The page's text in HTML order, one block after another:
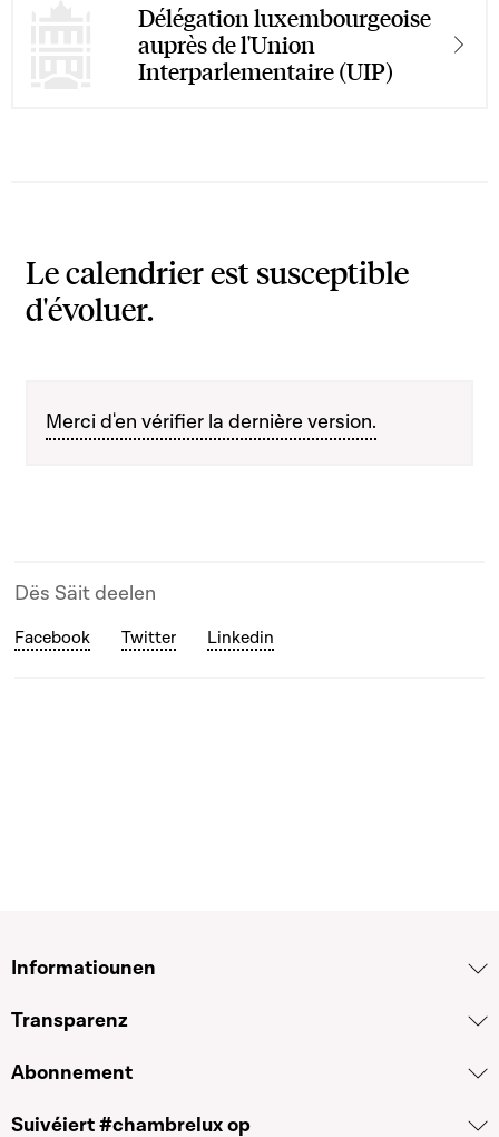
Délégation luxembourgeoise
auprès de l'Union
Interparlementaire (UIP)
Le calendrier est susceptible
d'évoluer.
Merci d'en vérifier la dernière version.
Dës Säit deelen
Facebook Twitter Linkedin
Informatiounen
Transparenz
Abonnement
Suivéiert #chambrelux op